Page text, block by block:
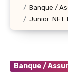
Banque /
Junior .NET
Banque /